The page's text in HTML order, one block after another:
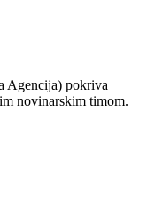
Agencija) pokriva
novinarskim timom.